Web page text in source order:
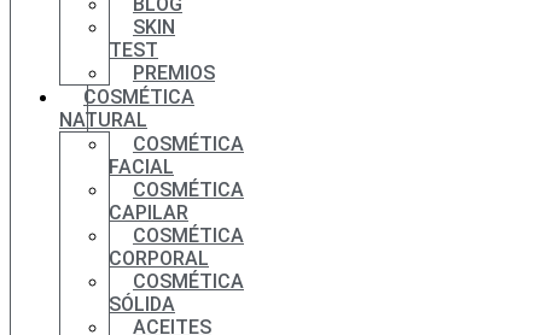
SKIN
TEST
PREMIOS
COSMÉTICA
NATURAL
COSMÉTICA
FACIAL
COSMÉTICA
CAPILAR
COSMÉTICA
CORPORAL
COSMÉTICA
SÓLIDA
ACEITES